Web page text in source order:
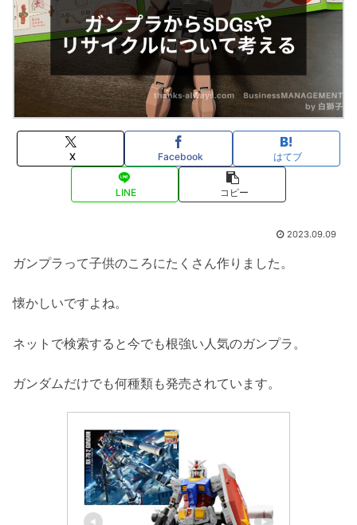
X Facebook はてブ
LINE コピー
2023.09.09
ガンプラって子供のころにたくさん作りました。
懐かしいですよね。
ネットで検索すると今でも根強い人気のガンプラ。
ガンダムだけでも何種類も発売されています。